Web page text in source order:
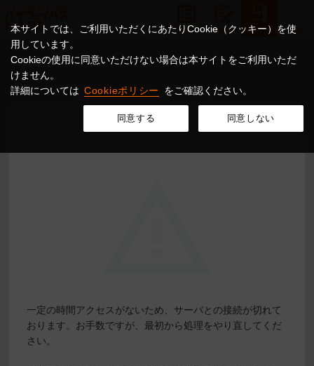
本サイトでは、ご利用いただくにあたりCookie（クッキー）を使
用しています。
Cookieの使用に同意いただけない場合は本サイトをご利用いただ
けません。
詳細については Cookieポリシー をご確認ください。
同意する 同意しない
一定の時間アクセスがないため、サーバとの接続が切れて
おります。お手数ですが、最初から処理をやり直してくだ
さい。